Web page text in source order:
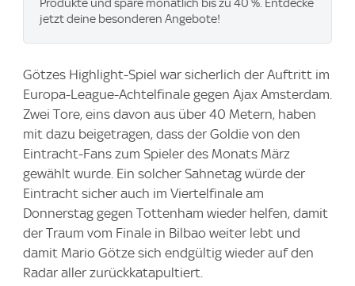
Produkte und spare monatlich bis zu 40 %. Entdecke
jetzt deine besonderen Angebote!
Götzes Highlight-Spiel war sicherlich der Auftritt im
Europa-League-Achtelfinale gegen Ajax Amsterdam.
Zwei Tore, eins davon aus über 40 Metern, haben
mit dazu beigetragen, dass der Goldie von den
Eintracht-Fans zum Spieler des Monats März
gewählt wurde. Ein solcher Sahnetag würde der
Eintracht sicher auch im Viertelfinale am
Donnerstag gegen Tottenham wieder helfen, damit
der Traum vom Finale in Bilbao weiter lebt und
damit Mario Götze sich endgültig wieder auf den
Radar aller zurückkatapultiert.